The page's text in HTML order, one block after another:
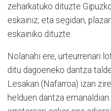
zeharkatuko dituzte
eskainiz; eta segidan,
eskainiko dituzte.
Nolanahi ere, urteurrenari
ditu dagoeneko dantza
Lesakan (Nafarroa) izan
helduen dantza